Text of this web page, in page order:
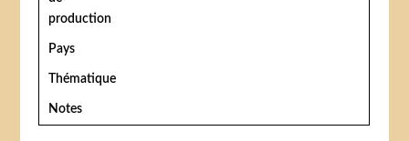
production
Pays
Thématique
Notes